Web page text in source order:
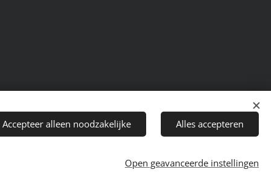
Accepteer alleen noodzakelijke Alles accepteren
Open geavanceerde instellingen